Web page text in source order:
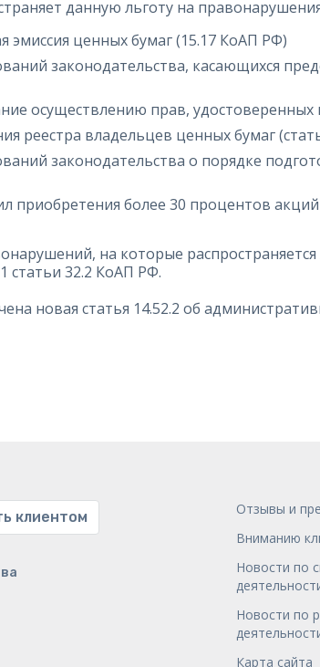
данную льготу на
эмиссия ценных бумаг (15.17 КоАП РФ)
законодательства, касающихся
осуществлению прав,
реестра владельцев ценных бумаг
законодательства о порядке
приобретения более 30 процентов
на которые
статьи 32.2 КоАП РФ.
новая статья 14.52.2 об
клиентом
Отзывы и
Вниманию
Новости по
Новости по
Карта сайта